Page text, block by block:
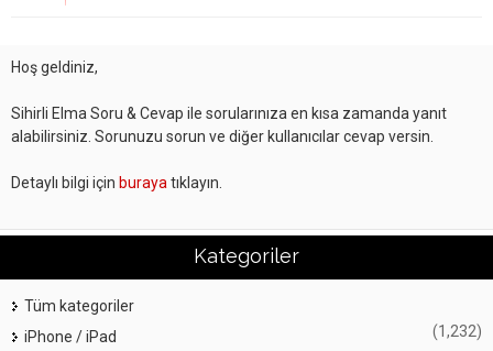
Hoş geldiniz,
Sihirli Elma Soru & Cevap ile sorularınıza en kısa zamanda yanıt
alabilirsiniz. Sorunuzu sorun ve diğer kullanıcılar cevap versin.
Detaylı bilgi için buraya tıklayın.
Kategoriler
Tüm kategoriler
iPhone / iPad
(1,232)